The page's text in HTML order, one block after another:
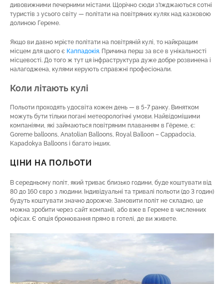
дивовижними печерними містами. Щорічно сюди з’їжджаються сотні
туристів з усього світу — політати на повітряних кулях над казковою
долиною Гереме.
Якщо ви давно мрієте політати на повітряній кулі, то найкращим
місцем для цього є Каппадокія. Причина перш за все в унікальності
місцевості. До того ж тут ця інфраструктура дуже добре розвинена і
налагоджена, кулями керують справжні професіонали.
Коли літають кулі
Польоти проходять удосвіта кожен день — в 5-7 ранку. Винятком
можуть бути тільки погані метеорологічні умови. Найвідомішими
компаніями, які займаються повітряним плаванням в Гëреме, є:
Goreme balloons, Anatolian Balloons, Royal Balloon – Cappadocia,
Kapadokya Balloons і багато інших.
ЦІНИ НА ПОЛЬОТИ
В середньому політ, який триває близько години, буде коштувати від
80 до 160 євро з людини. Індивідуальні та тривалі польоти (до 3 годин)
будуть коштувати значно дорожче. Замовити політ не складно, це
можна зробити через сайт компанії, або вже в Гереме в численних
офісах. Є опція бронювання прямо в готелі, де ви живете.